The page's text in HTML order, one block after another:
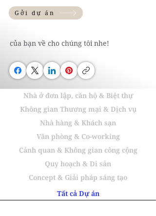
Gởi dự án
của bạn về cho chúng tôi nhe!
Nhà ở đơn lập, căn hộ & Biệt thự
Không gian Thương mại & Dịch vụ
Nhà hàng & Khách sạn
Văn phòng & Co-working
Cảnh quan & Không gian công cộng
Quy hoạch & Di sản
Concept & Giải pháp sáng tạo
Tất cả Dự án